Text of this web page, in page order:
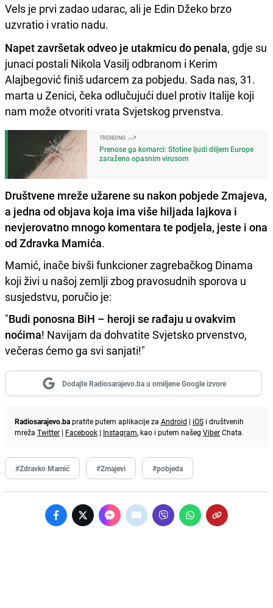
Vels je prvi zadao udarac, ali je Edin Džeko brzo
uzvratio i vratio nadu.
Napet završetak odveo je utakmicu do penala, gdje su
junaci postali Nikola Vasilj odbranom i Kerim
Alajbegović finiš udarcem za pobjedu. Sada nas, 31.
marta u Zenici, čeka odlučujući duel protiv Italije koji
nam može otvoriti vrata Svjetskog prvenstva.
TRENDING
Prenose ga komarci: Stotine ljudi diljem Europe
zaraženo opasnim virusom
Društvene mreže užarene su nakon pobjede Zmajeva,
a jedna od objava koja ima više hiljada lajkova i
nevjerovatno mnogo komentara te podjela, jeste i ona
od Zdravka Mamića.
Mamić, inače bivši funkcioner zagrebačkog Dinama
koji živi u našoj zemlji zbog pravosudnih sporova u
susjedstvu, poručio je:
"Budi ponosna BiH – heroji se rađaju u ovakvim
noćima! Navijam da dohvatite Svjetsko prvenstvo,
večeras ćemo ga svi sanjati!"
Dodajte Radiosarajevo.ba u omiljene Google izvore
Radiosarajevo.bapratite putem aplikacije za Android | iOS i društvenih
mreža Twitter | Facebook | Instagram, kao i putem našeg ViberChata.
#Zdravko Mamić #Zmajevi #pobjeda